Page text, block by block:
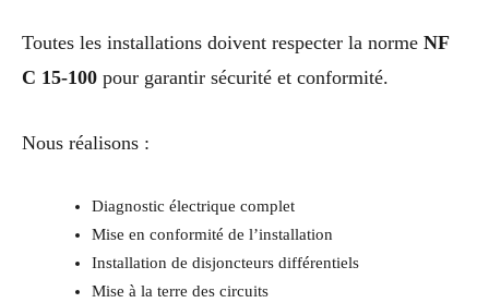
Toutes les installations doivent respecter la norme NF
C 15-100 pour garantir sécurité et conformité.
Nous réalisons :
Diagnostic électrique complet
Mise en conformité de l’installation
Installation de disjoncteurs différentiels
Mise à la terre des circuits